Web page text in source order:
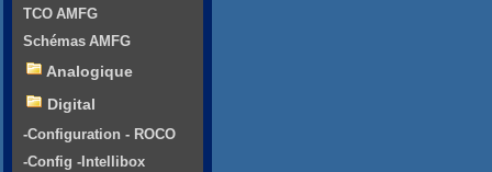
TCO AMFG
Schémas AMFG
Analogique
Digital
-Configuration - ROCO
-Config -Intellibox